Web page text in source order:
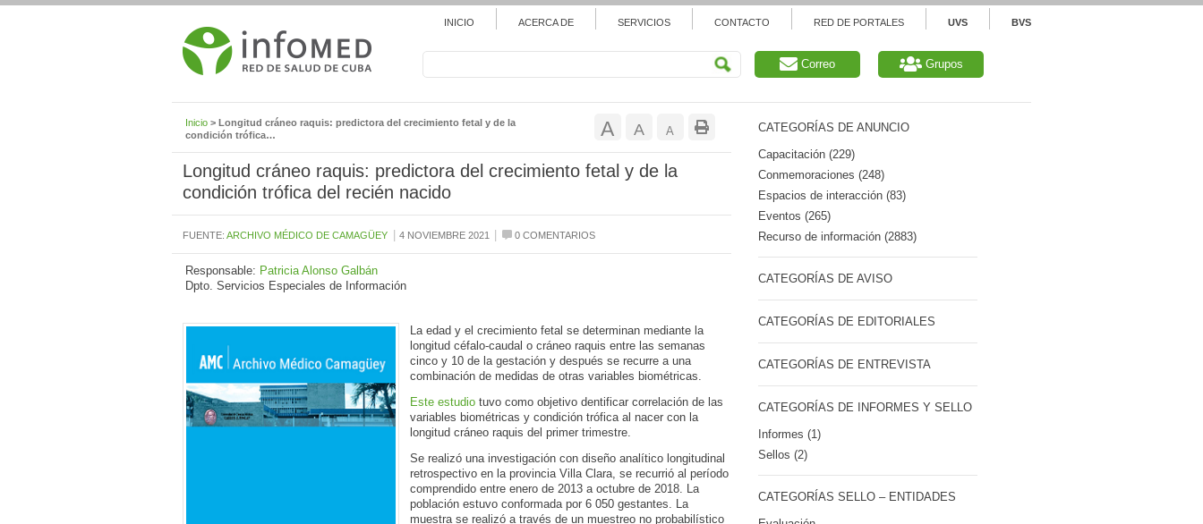
INICIO ACERCA DE SERVICIOS CONTACTO RED DE PORTALES UVS BVS
Correo Grupos
Inicio > Longitud cráneo raquis: predictora del crecimiento fetal y de la
condición trófica…
A Reducir
tamaño
ARestablecer
tamaño
AAumentar
tamaño
fuente.
Longitud cráneo raquis: predictora del crecimiento fetal y de la
condición trófica del recién nacido
FUENTE: ARCHIVO MÉDICO DE CAMAGÜEY 4 NOVIEMBRE 2021 0 COMENTARIOS
Responsable: Patricia Alonso Galbán
Dpto. Servicios Especiales de Información
La edad y el crecimiento fetal se determinan mediante la
longitud céfalo-caudal o cráneo raquis entre las semanas
cinco y 10 de la gestación y después se recurre a una
combinación de medidas de otras variables biométricas.
Este estudio tuvo como objetivo dentificar correlación de las
variables biométricas y condición trófica al nacer con la
longitud cráneo raquis del primer trimestre.
Se realizó una investigación con diseño analítico longitudinal
retrospectivo en la provincia Villa Clara, se recurrió al período
comprendido entre enero de 2013 a octubre de 2018. La
población estuvo conformada por 6 050 gestantes. La
muestra se realizó a través de un muestreo no probabilístico
CATEGORÍAS DE ANUNCIO
Capacitación (229)
Conmemoraciones (248)
Espacios de interacción (83)
Eventos (265)
Recurso de información (2883)
CATEGORÍAS DE AVISO
CATEGORÍAS DE EDITORIALES
CATEGORÍAS DE ENTREVISTA
CATEGORÍAS DE INFORMES Y SELLO
Informes (1)
Sellos (2)
CATEGORÍAS SELLO – ENTIDADES